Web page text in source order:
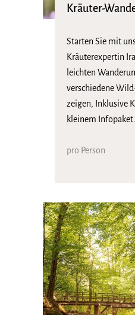
Kräuter-
Starten Sie mit
Kräuterexpertin
leichten
verschiedene
zeigen, Inklusive
kleinem Infopaket.
pro Person